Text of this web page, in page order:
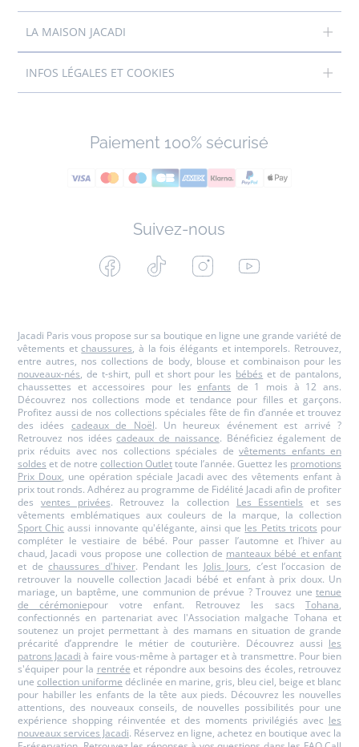
LA MAISON JACADI
INFOS LÉGALES ET COOKIES
Paiement 100% sécurisé
Suivez-nous
Facebook Tiktok InstagramYoutube
Jacadi Paris vous propose sur sa boutique en ligne une grande variété de
vêtements etchaussures, à la fois élégants et intemporels. Retrouvez,
entre autres, nos collections de body, blouse et combinaison pour les
nouveaux-nés, de t-shirt, pull et short pour les bébés et de pantalons,
chaussettes et accessoires pour lesenfants de 1 mois à 12 ans.
Découvrez nos collections mode et tendance pour filles et garçons.
Profitez aussi de nos collections spéciales fête de fin d’année et trouvez
des idées cadeaux de Noël. Un heureux événement est arrivé ?
Retrouvez nos idéescadeaux de naissance. Bénéficiez également de
prix réduits avec nos collections spéciales devêtements enfants en
soldes et de notre collection Outlettoute l’année. Guettez les promotions
Prix Doux, une opération spéciale Jacadi avec des vêtements enfant à
prix tout ronds. Adhérez au programme de Fidélité Jacadi afin de profiter
des ventes privées. Retrouvez la collection Les Essentiels et ses
vêtements emblématiques aux couleurs de la marque, la collection
Sport Chic aussi innovante qu'élégante, ainsi que les Petits tricots pour
compléter le vestiaire de bébé. Pour passer l’automne et l’hiver au
chaud, Jacadi vous propose une collection de manteaux bébé et enfant
et dechaussures d'hiver. Pendant les Jolis Jours, c’est l’occasion de
retrouver la nouvelle collection Jacadi bébé et enfant à prix doux. Un
mariage, un baptême, une communion de prévue ? Trouvez une tenue
de cérémoniepour votre enfant. Retrouvez les sacsTohana,
confectionnés en partenariat avec l'Association malgache Tohana et
soutenez un projet permettant à des mamans en situation de grande
précarité d’apprendre le métier de couturière. Découvrez aussi les
patrons Jacadi à faire vous-même à partager et à transmettre. Pour bien
s'équiper pour la rentrée et répondre aux besoins des écoles, retrouvez
une collection uniforme déclinée en marine, gris, bleu ciel, beige et blanc
pour habiller les enfants de la tête aux pieds. Découvrez les nouvelles
attentions, des nouveaux conseils, de nouvelles possibilités pour une
expérience shopping réinventée et des moments privilégiés avec les
nouveaux services Jacadi. Réservez en ligne, achetez en boutique avec la